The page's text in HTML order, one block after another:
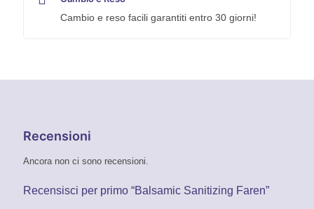
Cambio e reso facili garantiti entro 30 giorni!
Recensioni
Ancora non ci sono recensioni.
Recensisci per primo “Balsamic Sanitizing Faren”